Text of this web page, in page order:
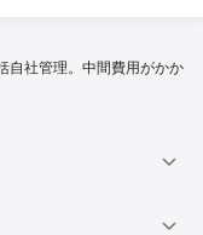
自社管理。中間費用がかか